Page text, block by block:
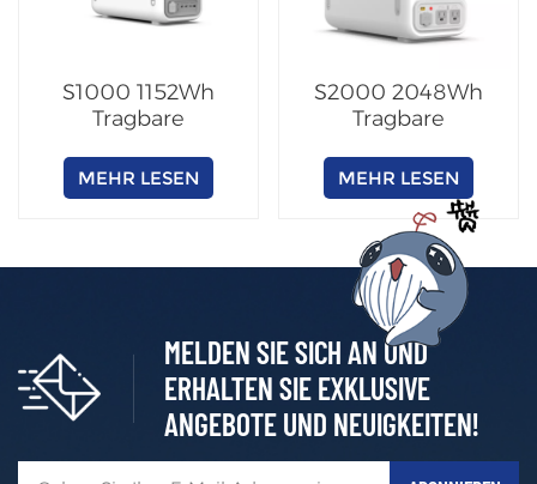
S1000 1152Wh
Tragbare
MEHR LESEN
S2000 2048Wh
Tragbare
MEHR LESEN
MELDEN SIE SICH AN UND
ERHALTEN SIE EXKLUSIVE
ANGEBOTE UND NEUIGKEITEN!